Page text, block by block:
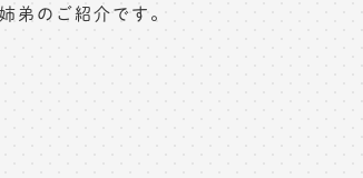
弟のご紹介です。